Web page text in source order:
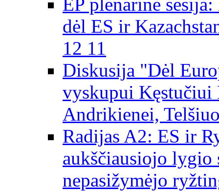
dėl ES ir
12 11
Diskusija "Dėl
vyskupui Kęstučiui
Andrikienei,
Radijas A2: ES ir
aukščiausiojo
nepasižymėjo